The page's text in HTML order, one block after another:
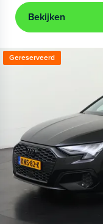
Bekijken
Gereserveerd